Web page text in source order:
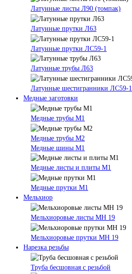
Латунные листы Л90 (томпак)
Латунные прутки Л63
Латунные прутки ЛС59-1
Латунные трубы Л63
Латунные шестигранники ЛС59-1
Медные заготовки
Медные трубы М1
Медные трубы М2
Медные шины М1
Медные листы и плиты М1
Медные прутки М1
Мельхиор
Мельхиоровые листы МН 19
Мельхиоровые прутки МН 19
Нарезка резьбы
Труба бесшовная с резьбой